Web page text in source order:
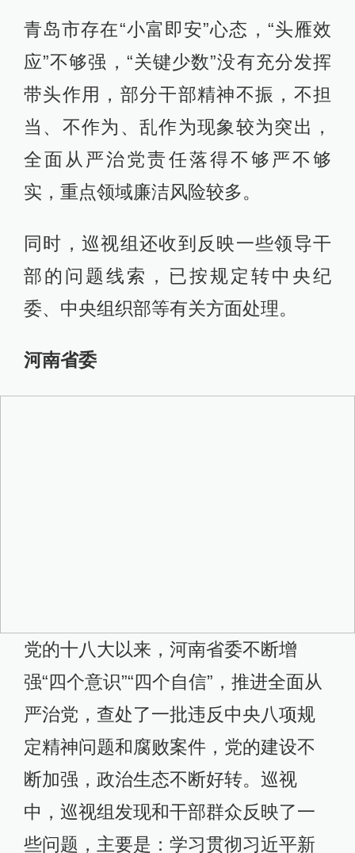
青岛市存在“小富即安”心态，“头雁效
应”不够强，“关键少数”没有充分发挥
带头作用，部分干部精神不振，不担
当、不作为、乱作为现象较为突出，
全面从严治党责任落得不够严不够
实，重点领域廉洁风险较多。
同时，巡视组还收到反映一些领导干
部的问题线索，已按规定转中央纪
委、中央组织部等有关方面处理。
河南省委
党的十八大以来，河南省委不断增
强“四个意识”“四个自信”，推进全面从
严治党，查处了一批违反中央八项规
定精神问题和腐败案件，党的建设不
断加强，政治生态不断好转。巡视
中，巡视组发现和干部群众反映了一
些问题，主要是：学习贯彻习近平新